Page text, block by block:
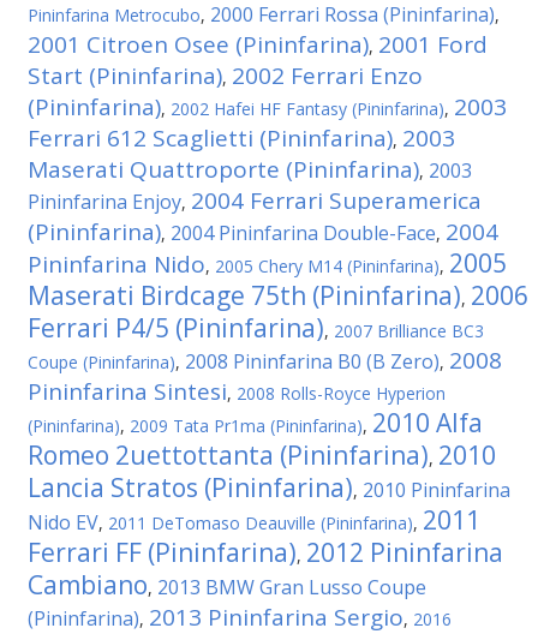
Pininfarina Metrocubo, 2000 Ferrari Rossa (Pininfarina),
2001 Citroen Osee (Pininfarina), 2001 Ford
Start (Pininfarina), 2002 Ferrari Enzo
(Pininfarina), 2002 Hafei HF Fantasy (Pininfarina), 2003
Ferrari 612 Scaglietti (Pininfarina), 2003
Maserati Quattroporte (Pininfarina), 2003
Pininfarina Enjoy, 2004 Ferrari Superamerica
(Pininfarina), 2004 Pininfarina Double-Face, 2004
Pininfarina Nido, 2005 Chery M14 (Pininfarina), 2005
Maserati Birdcage 75th (Pininfarina), 2006
Ferrari P4/5 (Pininfarina), 2007 Brilliance BC3
Coupe (Pininfarina), 2008 Pininfarina B0 (B Zero), 2008
Pininfarina Sintesi, 2008 Rolls-Royce Hyperion
(Pininfarina), 2009 Tata Pr1ma (Pininfarina), 2010 Alfa
Romeo 2uettottanta (Pininfarina), 2010
Lancia Stratos (Pininfarina), 2010 Pininfarina
Nido EV, 2011 DeTomaso Deauville (Pininfarina), 2011
Ferrari FF (Pininfarina), 2012 Pininfarina
Cambiano, 2013 BMW Gran Lusso Coupe
(Pininfarina), 2013 Pininfarina Sergio, 2016